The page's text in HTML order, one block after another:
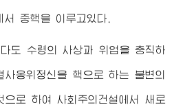
중핵을 이루고있다.
도 수령 의 사상과 위업을 충직하
사옹위정신을 핵으로 하는 불변의
으로 하여 사회주의건설에서 새로